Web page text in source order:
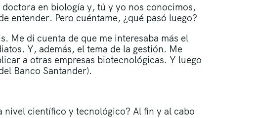
en biología y, tú y yo nos conocimos,
entender. Pero cuéntame, ¿qué pasó luego?
Me di cuenta de que me interesaba más el
Y, además, el tema de la gestión. Me
a otras empresas biotecnológicas. Y luego
Banco Santander).
nivel científico y tecnológico? Al fin y al cabo